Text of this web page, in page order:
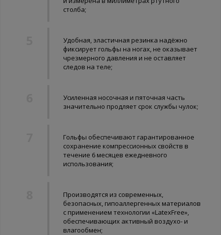
столба;
Удобная, эластичная резинка надёжно
фиксирует гольфы на ногах, не оказывает
чрезмерного давления и не оставляет
следов на теле;
Усиленная носочная и пяточная часть
значительно продляет срок службы чулок;
Гольфы обеспечивают гарантированное
сохранение компрессионных свойств в
течение 6 месяцев ежедневного
использования;
Производятся из современных,
безопасных, гипоаллергенных материалов
с применением технологии «LatexFree»,
обеспечивающих активный воздухо- и
влагообмен;